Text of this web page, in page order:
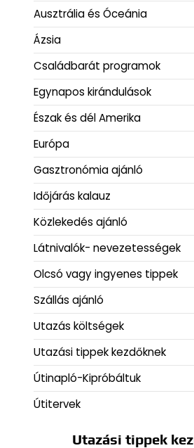
Ausztrália és Óceánia
Ázsia
Családbarát programok
Egynapos kirándulások
Észak és dél Amerika
Európa
Gasztronómia ajánló
Időjárás kalauz
Közlekedés ajánló
Látnivalók- nevezetességek
Olcsó vagy ingyenes tippek
Szállás ajánló
Utazás költségek
Utazási tippek kezdőknek
Útinapló-Kipróbáltuk
Útitervek
Utazási tippek